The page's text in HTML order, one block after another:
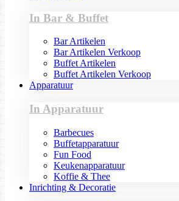
In Bar & Buffet
Bar Artikelen
Bar Artikelen Verkoop
Buffet Artikelen
Buffet Artikelen Verkoop
Apparatuur
In Apparatuur
Barbecues
Buffetapparatuur
Fun Food
Keukenapparatuur
Koffie & Thee
Inrichting & Decoratie